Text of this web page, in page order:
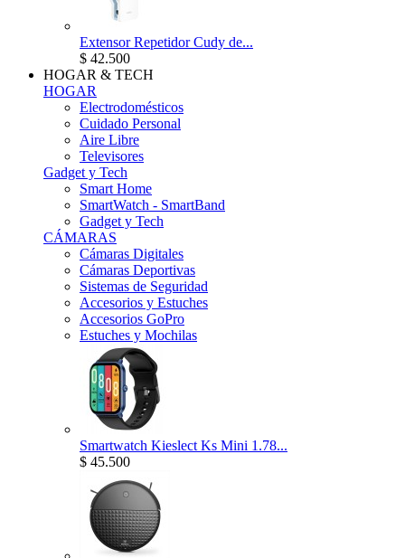
Extensor Repetidor Cudy de...
$ 42.500
HOGAR & TECH
HOGAR
Electrodomésticos
Cuidado Personal
Aire Libre
Televisores
Gadget y Tech
Smart Home
SmartWatch - SmartBand
Gadget y Tech
CÁMARAS
Cámaras Digitales
Cámaras Deportivas
Sistemas de Seguridad
Accesorios y Estuches
Accesorios GoPro
Estuches y Mochilas
Smartwatch Kieslect Ks Mini 1.78...
$ 45.500